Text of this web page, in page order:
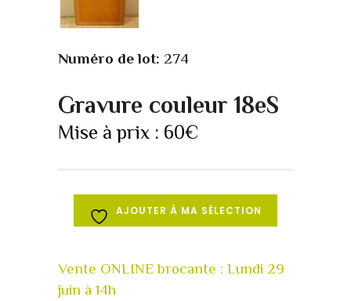
Numéro de lot: 274
Gravure couleur 18eS
Mise à prix : 60€
AJOUTER À MA SÉLECTION